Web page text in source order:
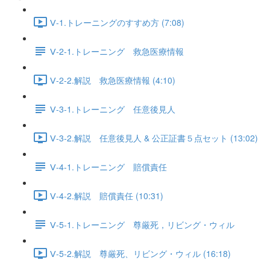
Ⅴ-1.トレーニングのすすめ方 (7:08)
Ⅴ-2-1.トレーニング 救急医療情報
Ⅴ-2-2.解説 救急医療情報 (4:10)
Ⅴ-3-1.トレーニング 任意後見人
Ⅴ-3-2.解説 任意後見人 & 公正証書５点セット (13:02)
Ⅴ-4-1.トレーニング 賠償責任
Ⅴ-4-2.解説 賠償責任 (10:31)
Ⅴ-5-1.トレーニング 尊厳死，リビング・ウィル
Ⅴ-5-2.解説 尊厳死、リビング・ウィル (16:18)